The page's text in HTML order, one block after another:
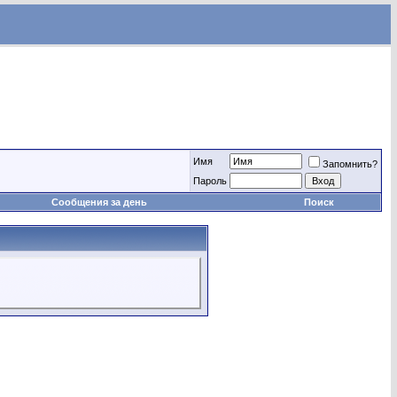
Имя
Запомнить?
Пароль
Сообщения за день Поиск